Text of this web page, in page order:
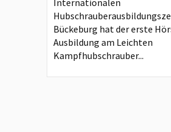
Internationalen
Bückeburg hat der erste
Ausbildung am Leichten
Kampfhubschrauber...